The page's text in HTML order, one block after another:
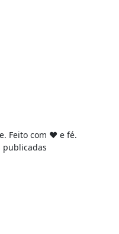
Feito com ❤️ e fé.
publicadas